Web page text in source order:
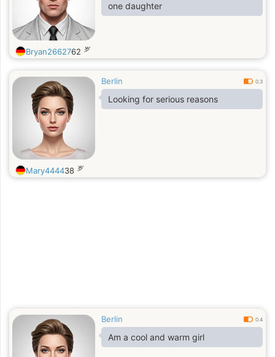
one daughter
Bryan2662762 岁
Berlin 0.3
Looking for serious reasons
Mary444438 岁
Berlin 0.4
Am a cool and warm girl